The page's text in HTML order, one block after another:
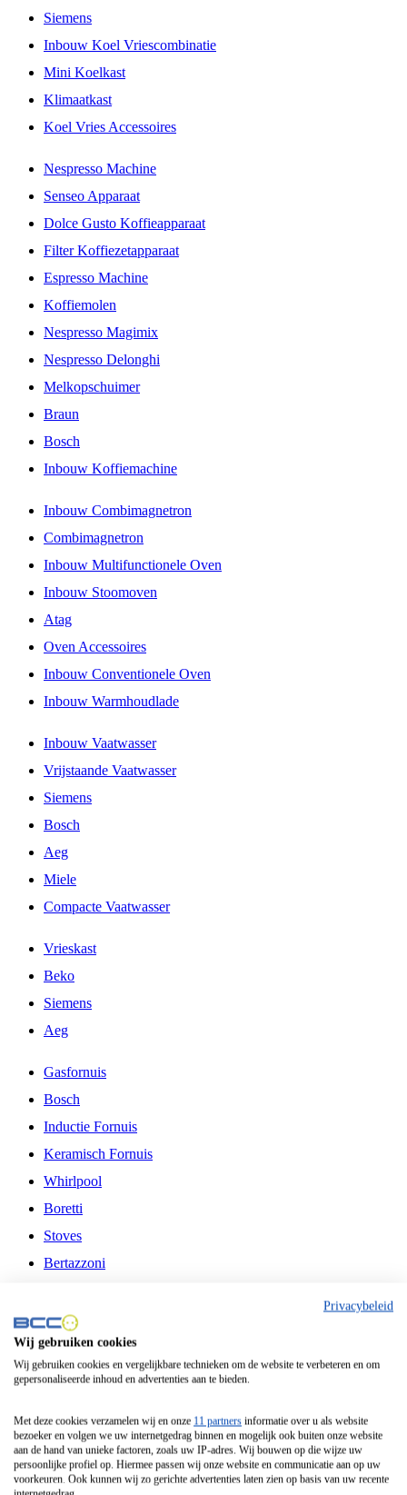
Siemens
Inbouw Koel Vriescombinatie
Mini Koelkast
Klimaatkast
Koel Vries Accessoires
Nespresso Machine
Senseo Apparaat
Dolce Gusto Koffieapparaat
Filter Koffiezetapparaat
Espresso Machine
Koffiemolen
Nespresso Magimix
Nespresso Delonghi
Melkopschuimer
Braun
Bosch
Inbouw Koffiemachine
Inbouw Combimagnetron
Combimagnetron
Inbouw Multifunctionele Oven
Inbouw Stoomoven
Atag
Oven Accessoires
Inbouw Conventionele Oven
Inbouw Warmhoudlade
Inbouw Vaatwasser
Vrijstaande Vaatwasser
Siemens
Bosch
Aeg
Miele
Compacte Vaatwasser
Vrieskast
Beko
Siemens
Aeg
Gasfornuis
Bosch
Inductie Fornuis
Keramisch Fornuis
Whirlpool
Boretti
Stoves
Bertazzoni
Fitelli
Airfryer
Frituurpan
Contactgrill
Broodbakmachine
Broodrooster
Privacybeleid
Wij gebruiken cookies
Wij gebruiken cookies en vergelijkbare technieken om de website te verbeteren en om
gepersonaliseerde inhoud en advertenties aan te bieden.
Met deze cookies verzamelen wij en onze 11 partners informatie over u als website
bezoeker en volgen we uw internetgedrag binnen en mogelijk ook buiten onze website
aan de hand van unieke factoren, zoals uw IP-adres. Wij bouwen op die wijze uw
persoonlijke profiel op. Hiermee passen wij onze website en communicatie aan op uw
voorkeuren. Ook kunnen wij zo gerichte advertenties laten zien op basis van uw recente